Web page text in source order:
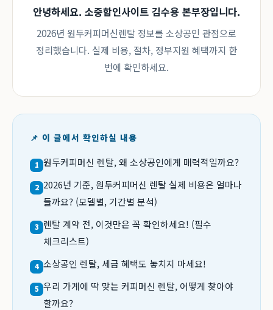
안녕하세요. 소중함인사이트 김수용 본부장입니다.
2026년 원두커피머신렌탈 정보를 소상공인 관점으로
정리했습니다. 실제 비용, 절차, 정부지원 혜택까지 한
번에 확인하세요.
📌 이 글에서 확인하실 내용
1 원두커피머신 렌탈, 왜 소상공인에게 매력적일까요?
2 2026년 기준, 원두커피머신 렌탈 실제 비용은 얼마나
들까요? (모델별, 기간별 분석)
3 렌탈 계약 전, 이것만은 꼭 확인하세요! (필수
체크리스트)
4 소상공인 렌탈, 세금 혜택도 놓치지 마세요!
5 우리 가게에 딱 맞는 커피머신 렌탈, 어떻게 찾아야
할까요?